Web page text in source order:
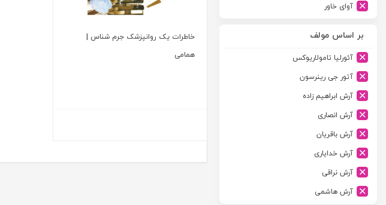
آوای خاور
آیدین
ارجمند
ارسطو
ارشد
اسلامیه
اشکان
اطلاعات
امجد
بر اساس مولف
آئورلیا تامولاریوکس
آتور جی رینرسون
آرش ابراهیم زاده
آرش انصاری
آرش باقریان
آرش خدایاری
آرش نراقی
آرش هاشمی
خاطرات یک روانپزشک جرم شناس |
همامی